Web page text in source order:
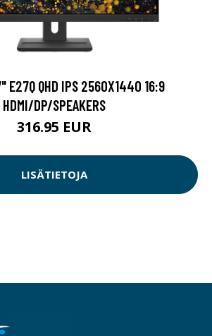
E27Q QHD IPS 2560X1440 16:9
HDMI/DP/SPEAKERS
316.95 EUR
LISÄTIETOJA